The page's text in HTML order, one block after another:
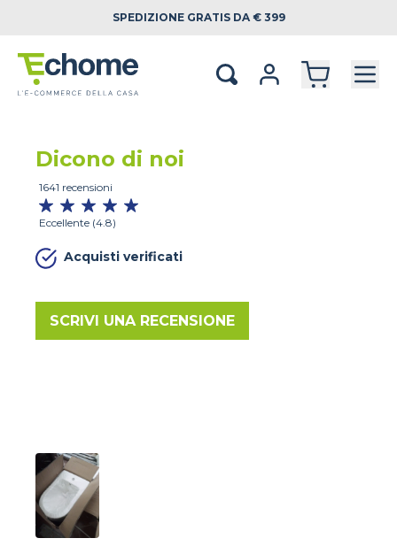
SPEDIZIONE GRATIS DA € 399
Dicono di noi
1641 recensioni
Eccellente (4.8)
Acquisti verificati
SCRIVI UNA RECENSIONE